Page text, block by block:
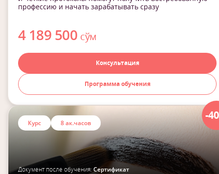
профессию и начать зарабатывать сразу
4 189 500 сўм
Консультация
Программа обучения
-
Курс 8 ак.часов
Документ после обучения: Сертификат